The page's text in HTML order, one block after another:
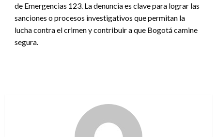
de Emergencias 123. La denuncia es clave para lograr las
sanciones o procesos investigativos que permitan la
lucha contra el crimen y contribuir a que Bogotá camine
segura.